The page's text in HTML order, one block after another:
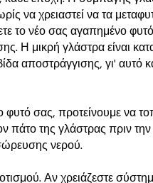
να χρειαστεί να τα
το νέο σας αγαπημένο
Η μικρή γλάστρα είναι
αποστράγγισης, γι' αυτό
σας, προτείνουμε να
της γλάστρας πριν την
νερού.
Αν χρειάζεστε